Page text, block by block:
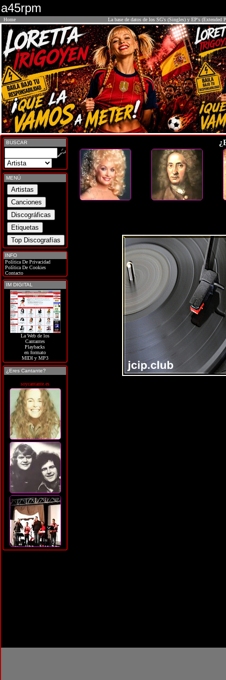
a45rpm
Home La base de datos de los SG's (Singles) y EP's (Extended
BUSCAR
MENÚ
INFO
Política De Privacidad
Política De Cookies
Contacto
IM DIGITAL
La Web de los
Cantantes
Playbacks
en formato
MIDI y MP3
¿Eres Cantante?
soycantante.es